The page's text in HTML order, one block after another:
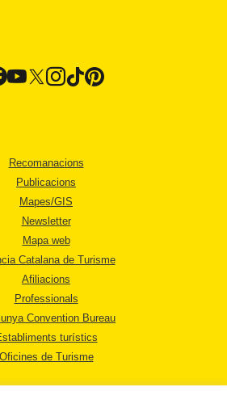
Recomanacions
Publicacions
Mapes/GIS
Newsletter
Mapa web
Catalana de Turisme
Afiliacions
Professionals
Convention Bureau
turístics
Oficines de Turisme